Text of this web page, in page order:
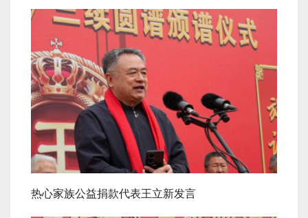
热心家族公益捐款代表王立新发言